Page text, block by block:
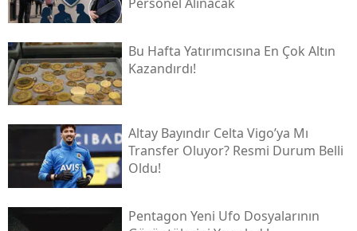
Bu Hafta Yatırımcısına En Çok Altın
Kazandırdı!
Altay Bayındır Celta Vigo’ya Mı
Transfer Oluyor? Resmi Durum Belli
Oldu!
Pentagon Yeni Ufo Dosyalarının